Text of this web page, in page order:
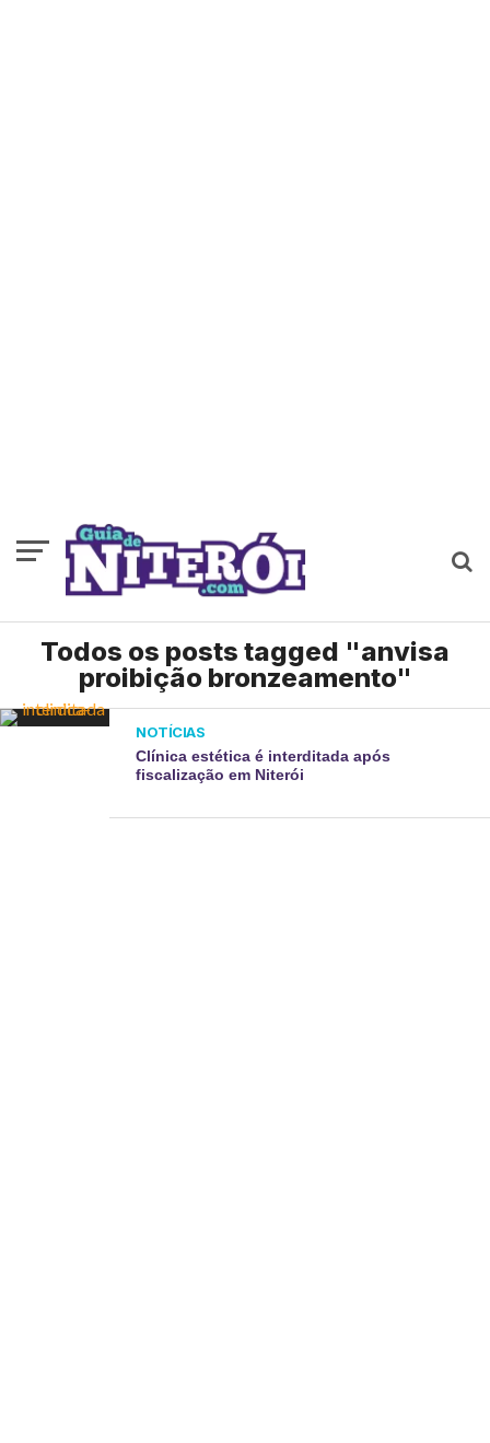
Todos os posts tagged "anvisa
proibição bronzeamento"
NOTÍCIAS
Clínica estética é interditada após
fiscalização em Niterói